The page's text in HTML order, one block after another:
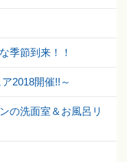
季節到来！！
2018開催!!～
の洗面室＆お風呂リ